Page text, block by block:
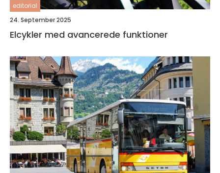
editorial
24. September 2025
Elcykler med avancerede funktioner